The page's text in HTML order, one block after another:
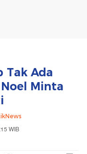
Tak Ada
Minta
WIB